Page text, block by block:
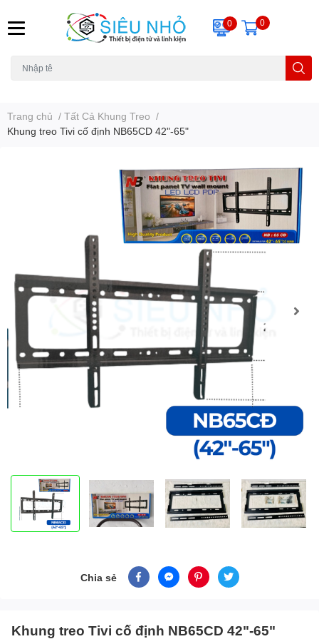
0 0
Trang chủ / Tất Cả Khung Treo /
Khung treo Tivi cố định NB65CD 42"-65"
Chia sẻ
Khung treo Tivi cố định NB65CD 42"-65"